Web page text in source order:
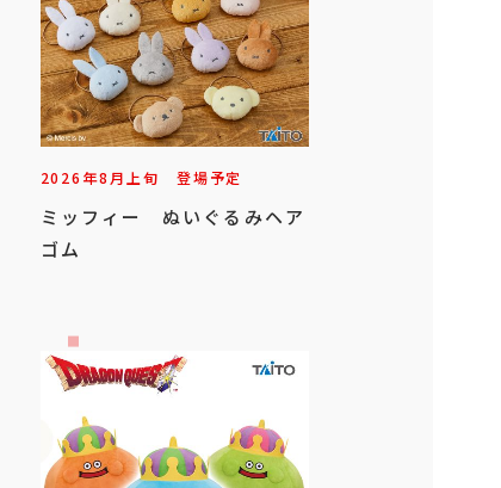
2026年8月上旬 登場予定
ミッフィー ぬいぐるみヘア
ゴム